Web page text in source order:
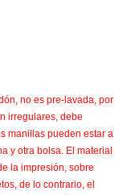
no es pre-lavada, por
irregulares, debe
manillas pueden estar a
y otra bolsa. El material
la impresión, sobre
de lo contrario, el